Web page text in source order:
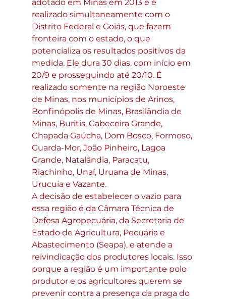
adotado em Minas em 2013 e é
realizado simultaneamente com o
Distrito Federal e Goiás, que fazem
fronteira com o estado, o que
potencializa os resultados positivos da
medida. Ele dura 30 dias, com início em
20/9 e prosseguindo até 20/10. É
realizado somente na região Noroeste
de Minas, nos municípios de Arinos,
Bonfinópolis de Minas, Brasilândia de
Minas, Buritis, Cabeceira Grande,
Chapada Gaúcha, Dom Bosco, Formoso,
Guarda-Mor, João Pinheiro, Lagoa
Grande, Natalândia, Paracatu,
Riachinho, Unaí, Uruana de Minas,
Urucuia e Vazante.
A decisão de estabelecer o vazio para
essa região é da Câmara Técnica de
Defesa Agropecuária, da Secretaria de
Estado de Agricultura, Pecuária e
Abastecimento (Seapa), e atende a
reivindicação dos produtores locais. Isso
porque a região é um importante polo
produtor e os agricultores querem se
prevenir contra a presença da praga do